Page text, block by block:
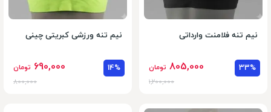
نیم تنه فلامنت وارداتی
33%
805,000 تومان
1,200,000
نیم تنه ورزشی کبریتی چینی
14%
690,000 تومان
800,000